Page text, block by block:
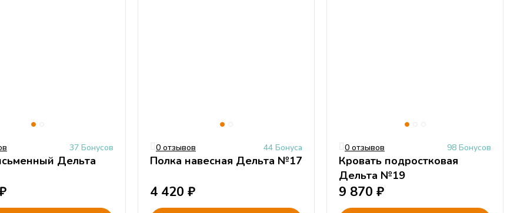
37 Бонусов
Дельта
0 отзывов 44 Бонуса
Полка навесная Дельта №17
4 420 ₽
0 отзывов 98 Бонусов
Кровать подростковая
Дельта №19
9 870 ₽